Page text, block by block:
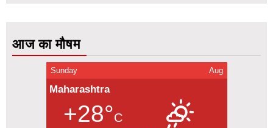
आज का मौषम
Sunday Aug
Maharashtra
+28°C